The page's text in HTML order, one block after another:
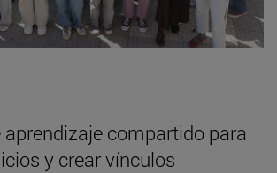
aprendizaje compartido para
y crear vínculos